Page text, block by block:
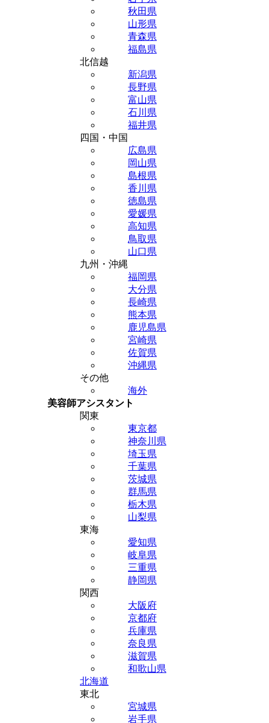
秋田県
山形県
青森県
福島県
北信越
新潟県
長野県
富山県
石川県
福井県
四国・中国
広島県
岡山県
島根県
香川県
徳島県
愛媛県
高知県
鳥取県
山口県
九州・沖縄
福岡県
大分県
長崎県
熊本県
鹿児島県
宮崎県
佐賀県
沖縄県
その他
海外
美容師アシスタント
関東
東京都
神奈川県
埼玉県
千葉県
茨城県
群馬県
栃木県
山梨県
東海
愛知県
岐阜県
三重県
静岡県
関西
大阪府
京都府
兵庫県
奈良県
滋賀県
和歌山県
北海道
東北
宮城県
岩手県